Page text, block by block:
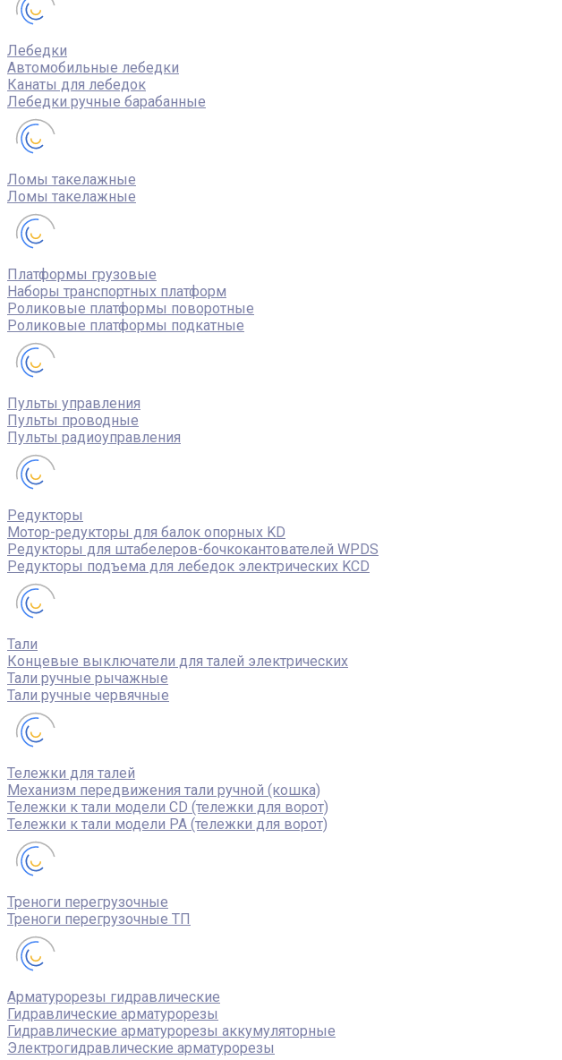
Лебедки
Автомобильные лебедки
Канаты для лебедок
Лебедки ручные барабанные
Ломы такелажные
Ломы такелажные
Платформы грузовые
Наборы транспортных платформ
Роликовые платформы поворотные
Роликовые платформы подкатные
Пульты управления
Пульты проводные
Пульты радиоуправления
Редукторы
Мотор-редукторы для балок опорных KD
Редукторы для штабелеров-бочкокантователей WPDS
Редукторы подъема для лебедок электрических KCD
Тали
Концевые выключатели для талей электрических
Тали ручные рычажные
Тали ручные червячные
Тележки для талей
Механизм передвижения тали ручной (кошка)
Тележки к тали модели CD (тележки для ворот)
Тележки к тали модели РА (тележки для ворот)
Треноги перегрузочные
Треноги перегрузочные ТП
Арматурорезы гидравлические
Гидравлические арматурорезы
Гидравлические арматурорезы аккумуляторные
Электрогидравлические арматурорезы